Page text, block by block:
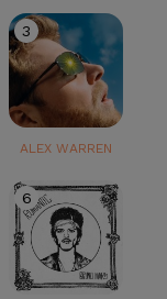
3
ALEX WARREN
6